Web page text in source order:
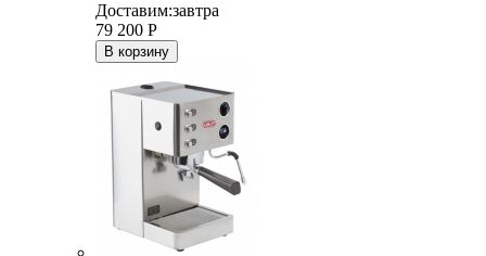
Доставим:завтра
79 200 Р
В корзину